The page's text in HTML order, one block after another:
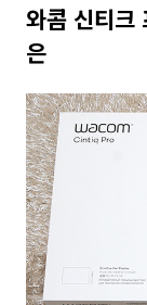
와콤 신티크
은